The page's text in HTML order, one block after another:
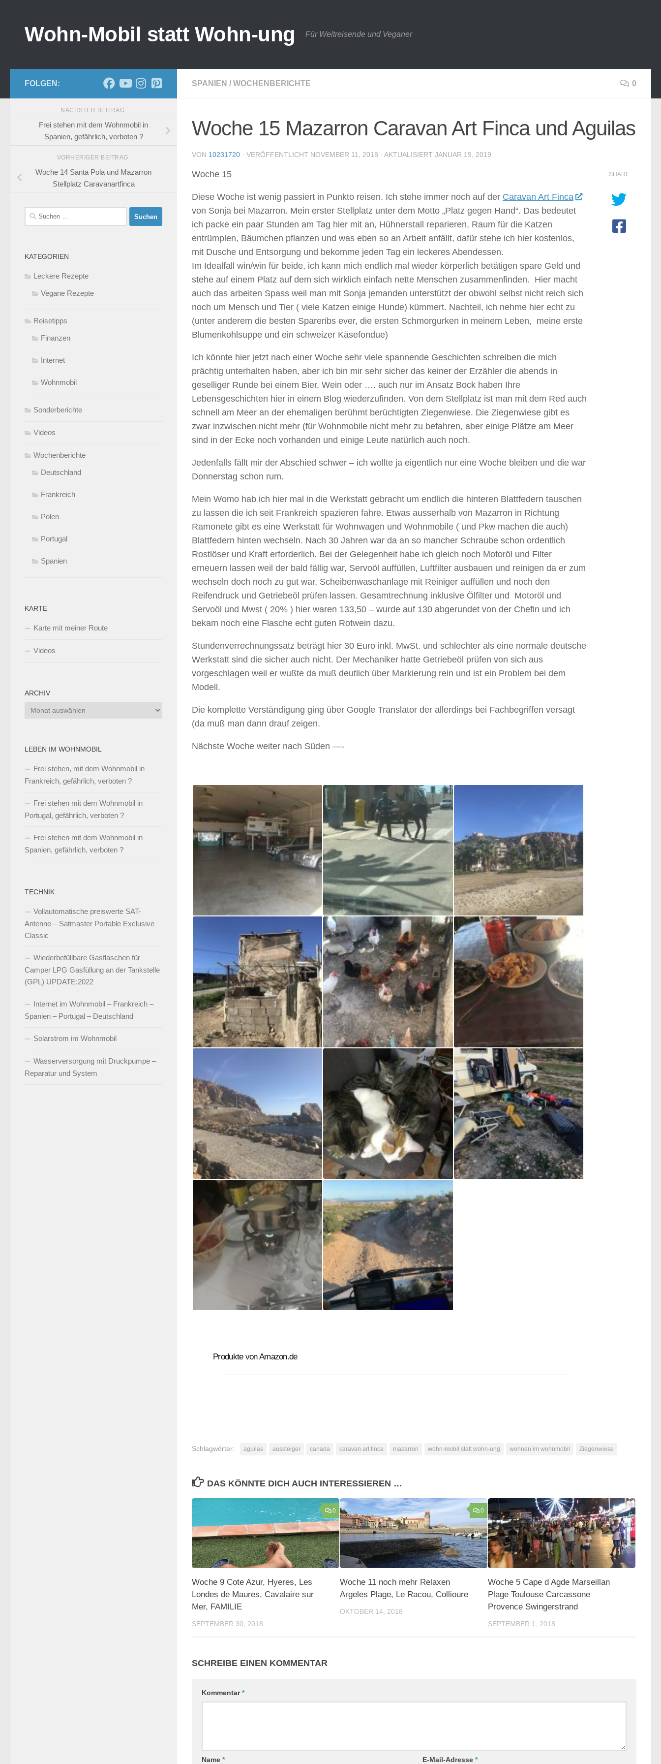
Wohn-Mobil statt Wohn-ung Für Weltreisende und Veganer
SPANIEN / WOCHENBERICHTE 0
Woche 15 Mazarron Caravan Art Finca und Aguilas
VON 10231720 · VERÖFFENTLICHT NOVEMBER 11, 2018 · AKTUALISIERT JANUAR 19, 2019
Woche 15
Diese Woche ist wenig passiert in Punkto reisen. Ich stehe immer noch auf der Caravan Art Finca
von Sonja bei Mazarron. Mein erster Stellplatz unter dem Motto „Platz gegen Hand“. Das bedeutet
ich packe ein paar Stunden am Tag hier mit an, Hühnerstall reparieren, Raum für die Katzen
entrümplen, Bäumchen pflanzen und was eben so an Arbeit anfällt, dafür stehe ich hier kostenlos,
mit Dusche und Entsorgung und bekomme jeden Tag ein leckeres Abendessen.
Im Idealfall win/win für beide, ich kann mich endlich mal wieder körperlich betätigen spare Geld und
stehe auf einem Platz auf dem sich wirklich einfach nette Menschen zusammenfinden. Hier macht
auch das arbeiten Spass weil man mit Sonja jemanden unterstützt der obwohl selbst nicht reich sich
noch um Mensch und Tier ( viele Katzen einige Hunde) kümmert. Nachteil, ich nehme hier echt zu
(unter anderem die besten Spareribs ever, die ersten Schmorgurken in meinem Leben, meine erste
Blumenkohlsuppe und ein schweizer Käsefondue)
Ich könnte hier jetzt nach einer Woche sehr viele spannende Geschichten schreiben die mich
prächtig unterhalten haben, aber ich bin mir sehr sicher das keiner der Erzähler die abends in
geselliger Runde bei einem Bier, Wein oder …. auch nur im Ansatz Bock haben Ihre
Lebensgeschichten hier in einem Blog wiederzufinden. Von dem Stellplatz ist man mit dem Red auch
schnell am Meer an der ehemaligen berühmt berüchtigten Ziegenwiese. Die Ziegenwiese gibt es
zwar inzwischen nicht mehr (für Wohnmobile nicht mehr zu befahren, aber einige Plätze am Meer
sind in der Ecke noch vorhanden und einige Leute natürlich auch noch.
Jedenfalls fällt mir der Abschied schwer – ich wollte ja eigentlich nur eine Woche bleiben und die war
Donnerstag schon rum.
Mein Womo hab ich hier mal in die Werkstatt gebracht um endlich die hinteren Blattfedern tauschen
zu lassen die ich seit Frankreich spazieren fahre. Etwas ausserhalb von Mazarron in Richtung
Ramonete gibt es eine Werkstatt für Wohnwagen und Wohnmobile ( und Pkw machen die auch)
Blattfedern hinten wechseln. Nach 30 Jahren war da an so mancher Schraube schon ordentlich
Rostlöser und Kraft erforderlich. Bei der Gelegenheit habe ich gleich noch Motoröl und Filter
erneuern lassen weil der bald fällig war, Servoöl auffüllen, Luftfilter ausbauen und reinigen da er zum
wechseln doch noch zu gut war, Scheibenwaschanlage mit Reiniger auffüllen und noch den
Reifendruck und Getriebeöl prüfen lassen. Gesamtrechnung inklusive Ölfilter und Motoröl und
Servoöl und Mwst ( 20% ) hier waren 133,50 – wurde auf 130 abgerundet von der Chefin und ich
bekam noch eine Flasche echt guten Rotwein dazu.
Stundenverrechnungssatz beträgt hier 30 Euro inkl. MwSt. und schlechter als eine normale deutsche
Werkstatt sind die sicher auch nicht. Der Mechaniker hatte Getriebeöl prüfen von sich aus
vorgeschlagen weil er wußte da muß deutlich über Markierung rein und ist ein Problem bei dem
Modell.
Die komplette Verständigung ging über Google Translator der allerdings bei Fachbegriffen versagt
(da muß man dann drauf zeigen.
Nächste Woche weiter nach Süden —-
Produkte von Amazon.de
SHARE
Schlagwörter: aguilas aussteiger canada caravan art finca mazarron wohn-mobil statt wohn-ung wohnen im wohnmobil Ziegenwiese
DAS KÖNNTE DICH AUCH INTERESSIEREN …
0
Woche 9 Cote Azur, Hyeres, Les
Londes de Maures, Cavalaire sur
Mer, FAMILIE
SEPTEMBER 30, 2018
0
Woche 11 noch mehr Relaxen
Argeles Plage, Le Racou, Collioure
OKTOBER 14, 2018
Woche 5 Cape d Agde Marseillan
Plage Toulouse Carcassone
Provence Swingerstrand
SEPTEMBER 1, 2018
SCHREIBE EINEN KOMMENTAR
Kommentar*
Name * E-Mail-Adresse*
FOLGEN:
NÄCHSTER BEITRAG
Frei stehen mit dem Wohnmobil in
Spanien, gefährlich, verboten ?
VORHERIGER BEITRAG
Woche 14 Santa Pola und Mazarron
Stellplatz Caravanartfinca
Suchen
nach:
KATEGORIEN
Leckere Rezepte
Vegane Rezepte
Reisetipps
Finanzen
Internet
Wohnmobil
Sonderberichte
Videos
Wochenberichte
Deutschland
Frankreich
Polen
Portugal
Spanien
KARTE
Karte mit meiner Route
Videos
ARCHIV
Archiv
LEBEN IM WOHNMOBIL
Frei stehen, mit dem Wohnmobil in
Frankreich, gefährlich, verboten ?
Frei stehen mit dem Wohnmobil in
Portugal, gefährlich, verboten ?
Frei stehen mit dem Wohnmobil in
Spanien, gefährlich, verboten ?
TECHNIK
Vollautomatische preiswerte SAT-
Antenne – Satmaster Portable Exclusive
Classic
Wiederbefüllbare Gasflaschen für
Camper LPG Gasfüllung an der Tankstelle
(GPL) UPDATE:2022
Internet im Wohnmobil – Frankreich –
Spanien – Portugal – Deutschland
Solarstrom im Wohnmobil
Wasserversorgung mit Druckpumpe –
Reparatur und System